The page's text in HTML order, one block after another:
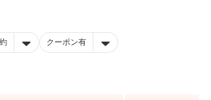
クーポン有